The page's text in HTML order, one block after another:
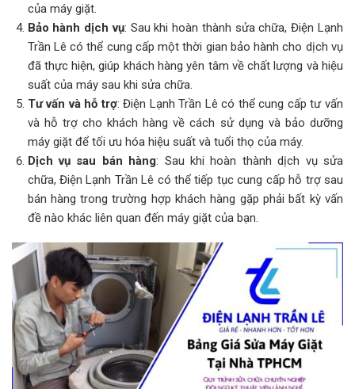
của máy giặt.
Bảo hành dịch vụ: Sau khi hoàn thành sửa chữa, Điện Lạnh
Trần Lê có thể cung cấp một thời gian bảo hành cho dịch vụ
đã thực hiện, giúp khách hàng yên tâm về chất lượng và hiệu
suất của máy sau khi sửa chữa.
Tư vấn và hỗ trợ: Điện Lạnh Trần Lê có thể cung cấp tư vấn
và hỗ trợ cho khách hàng về cách sử dụng và bảo dưỡng
máy giặt để tối ưu hóa hiệu suất và tuổi thọ của máy.
Dịch vụ sau bán hàng: Sau khi hoàn thành dịch vụ sửa
chữa, Điện Lạnh Trần Lê có thể tiếp tục cung cấp hỗ trợ sau
bán hàng trong trường hợp khách hàng gặp phải bất kỳ vấn
đề nào khác liên quan đến máy giặt của bạn.